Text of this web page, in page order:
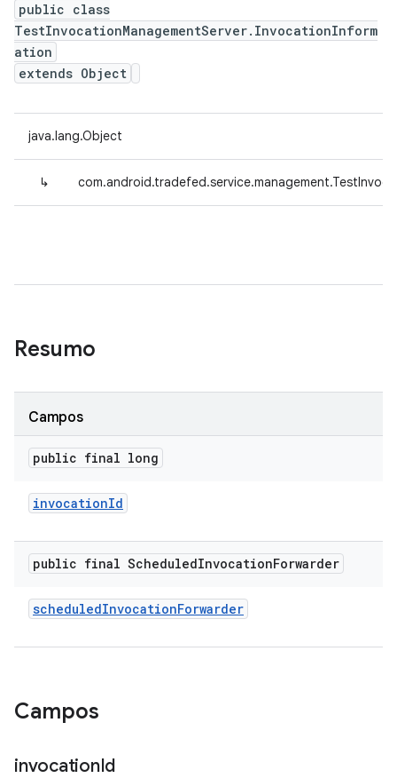
public class
TestInvocationManagementServer.InvocationInform
ation
extends Object
java.lang.Object
↳
Resumo
Campos
public final long
invocationId
public final ScheduledInvocationForwarder
scheduledInvocationForwarder
Campos
invocationId